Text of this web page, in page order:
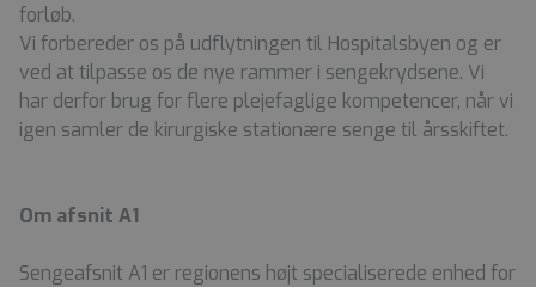
forløb.
Vi forbereder os på udflytningen til Hospitalsbyen og er
ved at tilpasse os de nye rammer i sengekrydsene. Vi
har derfor brug for flere plejefaglige kompetencer, når vi
igen samler de kirurgiske stationære senge til årsskiftet.
Om afsnit A1
Sengeafsnit A1 er regionens højt specialiserede enhed for